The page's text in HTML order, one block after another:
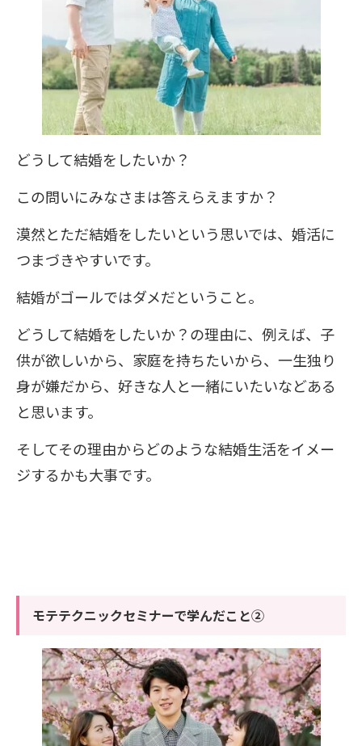
どうして結婚をしたいか？
この問いにみなさまは答えらえますか？
漠然とただ結婚をしたいという思いでは、婚活に
つまづきやすいです。
結婚がゴールではダメだということ。
どうして結婚をしたいか？の理由に、例えば、子
供が欲しいから、家庭を持ちたいから、一生独り
身が嫌だから、好きな人と一緒にいたいなどある
と思います。
そしてその理由からどのような結婚生活をイメー
ジするかも大事です。
モテテクニックセミナーで学んだこと②